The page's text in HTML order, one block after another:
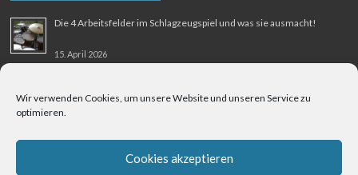
Wir verwenden Cookies, um unsere Website und unseren Service zu
optimieren.
Cookies akzeptieren
Die 4 Arbeitsfelder im Schlagzeugspiel und was sie ausmacht!
15. April 2026
31. August 2025
Berliner Flughafen Tegel – Berlin-Bangkok